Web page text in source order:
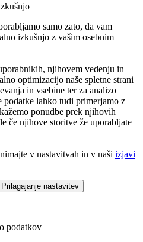
samo zato, da vam
izkušnjo z vašim osebnim
njihovem vedenju in
optimizacijo naše spletne strani
in vsebine ter za analizo
podatke lahko tudi primerjamo z
ponudbe prek njihovih
če njihove storitve že uporabljate
v nastavitvah in v naši izjavi
Prilagajanje nastavitev
podatkov